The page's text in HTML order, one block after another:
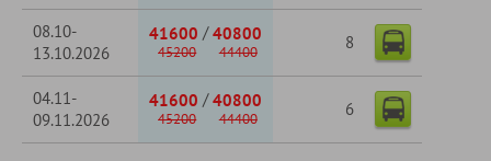
08.10-
13.10.2026
41600 /40800
45200 44400
8
04.11-
09.11.2026
41600 /40800
45200 44400
6